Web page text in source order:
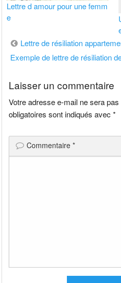
Lettre d amour pour une femm
e
Navigation
de
Lettre de résiliation
Exemple de lettre de résiliation
Laisser un commentaire
Votre adresse e-mail ne sera pas
obligatoires sont indiqués avec*
Commentaire*